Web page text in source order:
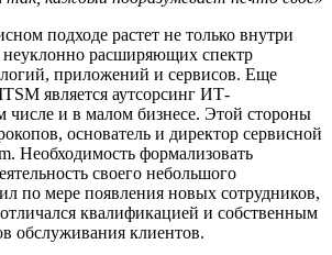
подходе растет не только внутри
расширяющих спектр
приложений и сервисов. Еще
является аутсорсинг ИТ-
числе и в малом бизнесе. Этой стороны
основатель и директор сервисной
Необходимость формализовать
своего небольшого
по мере появления новых сотрудников,
квалификацией и собственным
обслуживания клиентов.